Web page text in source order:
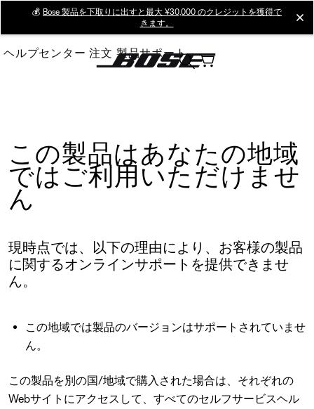
Main
💰 Bose 製品を下取りに出すと最大 ¥30,000 のクレジットを獲得で
きます。
ヘルプセンター 注文 製品サポート
この製品はあなたの地域
ではご利用いただけませ
ん
現時点では、以下の理由により、お客様の製品
に関するオンラインサポートを提供できませ
ん。
この地域では製品のバージョンはサポートされていませ
ん。
この製品を別の国/地域で購入された場合は、それぞれの
Webサイトにアクセスして、すべてのセルフサービスヘル